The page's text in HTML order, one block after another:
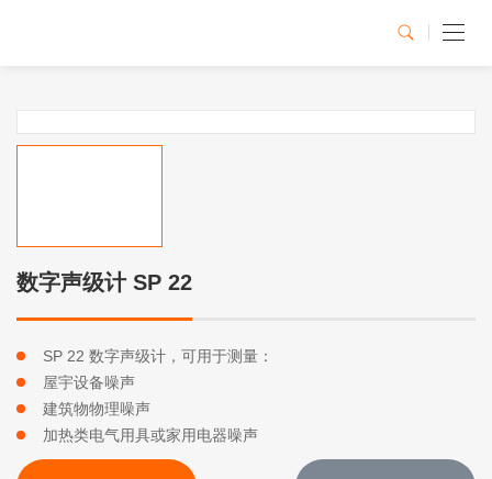
数字声级计 SP 22
SP 22 数字声级计，可用于测量：
屋宇设备噪声
建筑物物理噪声
加热类电气用具或家用电器噪声